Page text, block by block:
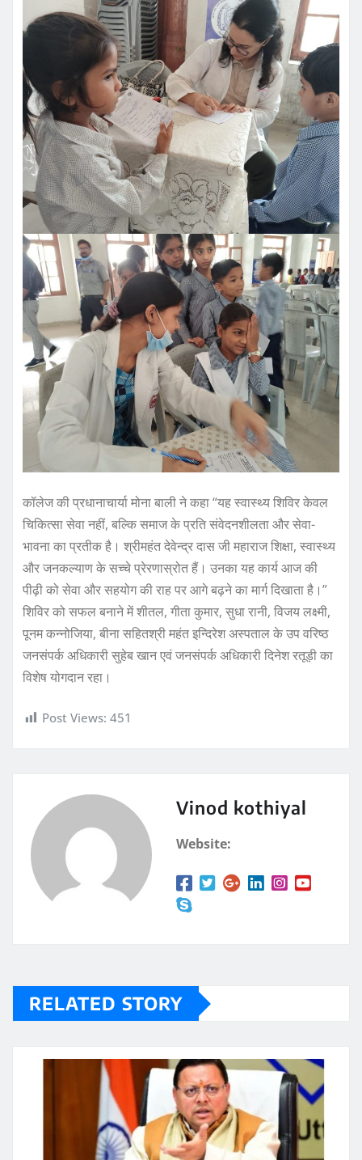
कॉलेज की प्रधानाचार्या मोना बाली ने कहा “यह स्वास्थ्य शिविर केवल
चिकित्सा सेवा नहीं, बल्कि समाज के प्रति संवेदनशीलता और सेवा-
भावना का प्रतीक है। श्रीमहंत देवेन्द्र दास जी महाराज शिक्षा, स्वास्थ्य
और जनकल्याण के सच्चे प्रेरणास्रोत हैं। उनका यह कार्य आज की
पीढ़ी को सेवा और सहयोग की राह पर आगे बढ़ने का मार्ग दिखाता है।”
शिविर को सफल बनाने में शीतल, गीता कुमार, सुधा रानी, विजय लक्ष्मी,
पूनम कन्नोजिया, बीना सहितश्री महंत इन्दिरेश अस्पताल के उप वरिष्ठ
जनसंपर्क अधिकारी सुहेब खान एवं जनसंपर्क अधिकारी दिनेश रतूड़ी का
विशेष योगदान रहा।
Post Views: 451
Vinod kothiyal
Website:
RELATED STORY